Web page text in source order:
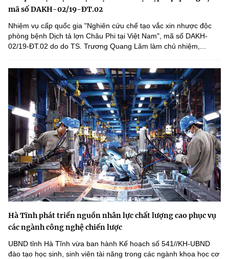
mã số DAKH-02/19-ĐT.02
Nhiệm vụ cấp quốc gia "Nghiên cứu chế tạo vắc xin nhược độc
phòng bệnh Dịch tả lợn Châu Phi tại Việt Nam", mã số DAKH-
02/19-ĐT.02 do do TS. Trương Quang Lâm làm chủ nhiệm,...
Hà Tĩnh phát triển nguồn nhân lực chất lượng cao phục vụ
các ngành công nghệ chiến lược
UBND tỉnh Hà Tĩnh vừa ban hành Kế hoạch số 541//KH-UBND
đào tạo học sinh, sinh viên tài năng trong các ngành khoa học cơ